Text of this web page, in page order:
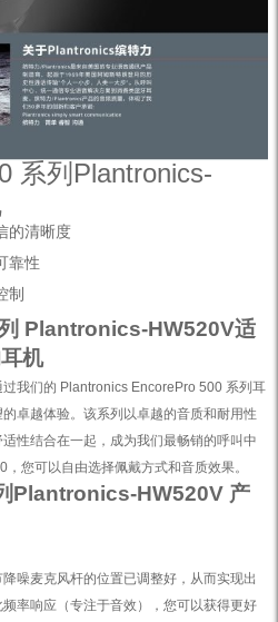
系列Plantronics-
的清晰度
靠性
制
Plantronics-HW520V适
机
我们的 Plantronics EncorePro 500 系列耳
卓越体验。该系列以卓越的音质和耐用性
性结合在一起，成为我们最畅销的呼叫中
您可以自由选择佩戴方式和音质效果。
Plantronics-HW520V 产
噪麦克风杆的位置已调整好，从而实现出
率响应（专注于音效），您可以获得更好